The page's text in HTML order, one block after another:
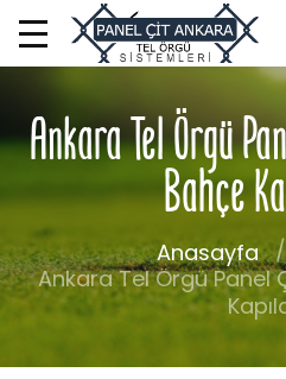
Ankara Tel Örgü
Bahçe
Anasayfa
Ankara Tel Örgü Panel